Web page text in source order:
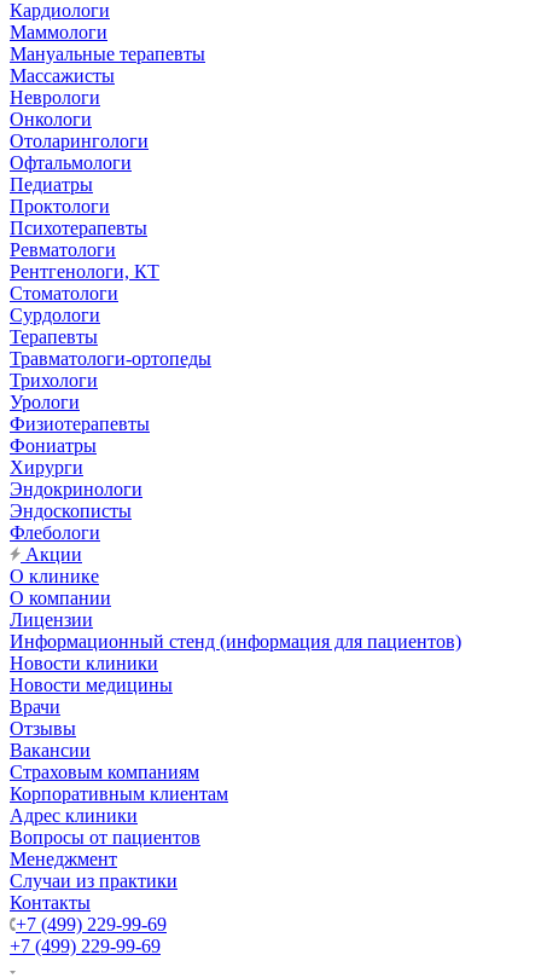
Кардиологи
Маммологи
Мануальные терапевты
Массажисты
Неврологи
Онкологи
Отоларингологи
Офтальмологи
Педиатры
Проктологи
Психотерапевты
Ревматологи
Рентгенологи, КТ
Стоматологи
Сурдологи
Терапевты
Травматологи-ортопеды
Трихологи
Урологи
Физиотерапевты
Фониатры
Хирурги
Эндокринологи
Эндоскописты
Флебологи
Акции
О клинике
О компании
Лицензии
Информационный стенд (информация для пациентов)
Новости клиники
Новости медицины
Врачи
Отзывы
Вакансии
Страховым компаниям
Корпоративным клиентам
Адрес клиники
Вопросы от пациентов
Менеджмент
Случаи из практики
Контакты
+7 (499) 229-99-69
+7 (499) 229-99-69